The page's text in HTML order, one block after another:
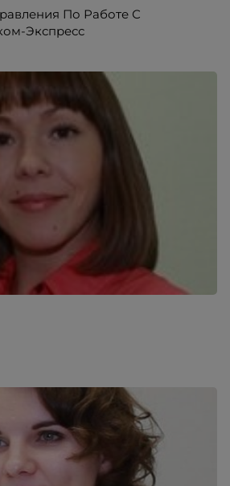
По Работе С
Экспресс